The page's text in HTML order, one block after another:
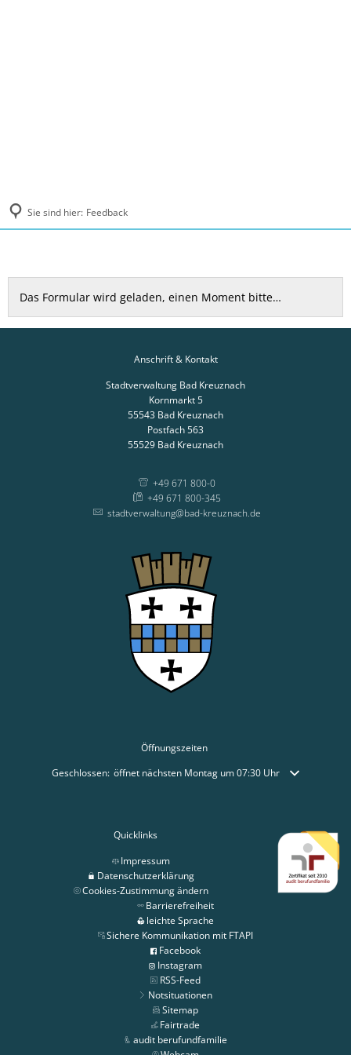
Sie sind hier: Feedback
Feedback
Das Formular wird geladen, einen Moment bitte…
Anschrift & Kontakt
Stadtverwaltung Bad Kreuznach
Kornmarkt 5
55543 Bad Kreuznach
Postfach 563
55529 Bad Kreuznach
+49 671 800-0
+49 671 800-345
stadtverwaltung@bad-kreuznach.de
Öffnungszeiten
Klicken, um weitere Öffnungs- oder Schließzeiten auszublenden
Geschlossen: öffnet nächsten Montag um 07:30 Uhr
Quicklinks
Impressum
Datenschutzerklärung
Cookies-Zustimmung ändern
Barrierefreiheit
leichte Sprache
Sichere Kommunikation mit FTAPI
Facebook
Instagram
RSS-Feed
Notsituationen
Sitemap
Fairtrade
audit berufundfamilie